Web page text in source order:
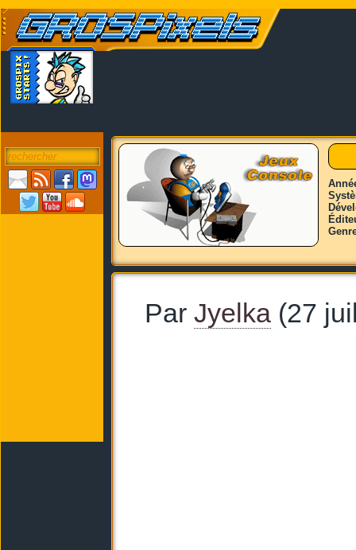
Par Jyelka (27